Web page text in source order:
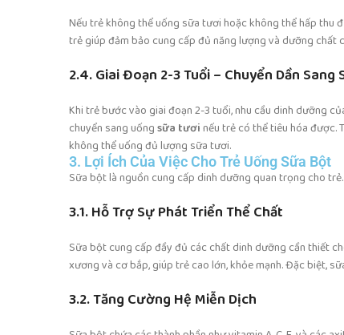
Nếu trẻ không thể uống sữa tươi hoặc không thể hấp
trẻ giúp đảm bảo cung cấp đủ năng lượng và dưỡng chất
2.4. Giai Đoạn 2-3 Tuổi – Chuyển Dần Sang
Khi trẻ bước vào giai đoạn 2-3 tuổi, nhu cầu dinh dưỡng
chuyển sang uốngsữa tươinếu trẻ có thể tiêu hóa được.
không thể uống đủ lượng sữa tươi.
3. Lợi Ích Của Việc Cho Trẻ Uống Sữa Bột
Sữa bột là nguồn cung cấp dinh dưỡng quan trọng cho
3.1. Hỗ Trợ Sự Phát Triển Thể Chất
Sữa bột cung cấp đầy đủ các chất dinh dưỡng cần thiết
xương và cơ bắp, giúp trẻ cao lớn, khỏe mạnh. Đặc biệt,
3.2. Tăng Cường Hệ Miễn Dịch